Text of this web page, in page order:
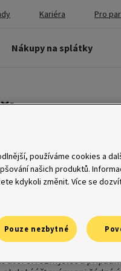
Kariéra Pro
Nákupy na splátky
Home
spot
do komunikační
o novém benefitu
a vrátit je
benefitů pro klienty. S
si rozmyslet a
používáme cookies a
našich produktů.
kdykoli změnit. Více se
Pouze nezbytné